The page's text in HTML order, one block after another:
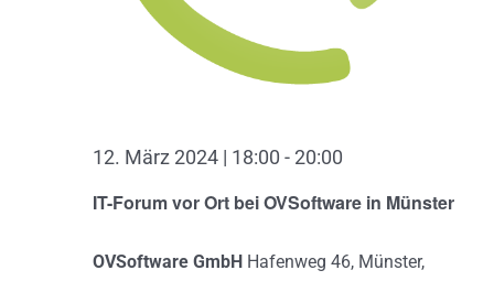
IT-Forum vor Ort bei OVSoftware in Münster
12. März 2024 | 18:00 - 20:00
OVSoftware GmbH Hafenweg 46, Münster,